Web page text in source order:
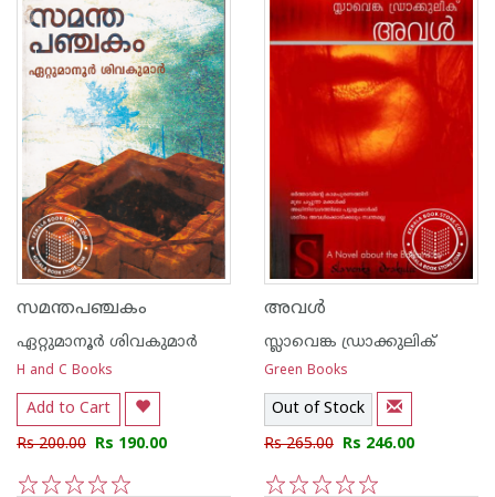
സമന്തപഞ്ചകം
ഏറ്റുമാനൂര്‍ ശിവകുമാര്‍
H and C Books
Add to Cart
Rs 200.00 Rs 190.00
അവള്‍
സ്ലാവെങ്ക ഡ്രാക്കുലിക്
Green Books
Out of Stock
Rs 265.00 Rs 246.00